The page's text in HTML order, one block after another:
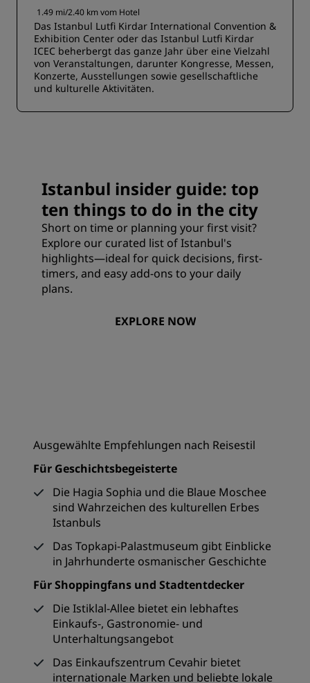
1.49 mi/2.40 km vom Hotel
Das Istanbul Lutfi Kirdar International Convention &
Exhibition Center oder das Istanbul Lutfi Kirdar
ICEC beherbergt das ganze Jahr über eine Vielzahl
von Veranstaltungen, darunter Kongresse, Messen,
Konzerte, Ausstellungen sowie gesellschaftliche
und kulturelle Aktivitäten.
Istanbul insider guide: top
ten things to do in the city
Short on time or planning your first visit?
Explore our curated list of Istanbul's
highlights—ideal for quick decisions, first-
timers, and easy add-ons to your daily
plans.
EXPLORE NOW
Ausgewählte Empfehlungen nach Reisestil
Für Geschichtsbegeisterte
Die Hagia Sophia und die Blaue Moschee
sind Wahrzeichen des kulturellen Erbes
Istanbuls
Das Topkapi-Palastmuseum gibt Einblicke
in Jahrhunderte osmanischer Geschichte
Für Shoppingfans und Stadtentdecker
Die Istiklal-Allee bietet ein lebhaftes
Einkaufs-, Gastronomie- und
Unterhaltungsangebot
Das Einkaufszentrum Cevahir bietet
internationale Marken und beliebte lokale